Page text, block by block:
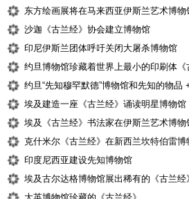
东方绘画展将在马来西亚伊斯兰艺术博
沙迦《古兰经》协会建立博物馆
印尼伊斯兰团体呼吁关闭大屠杀博物馆
约旦博物馆珍藏着世界上最小的印刷体《
约旦“先知穆罕默德”博物馆和先知的物品
埃及建造一座《古兰经》诵读明星博物馆
埃及《古兰经》书法家在伊斯兰艺术博
克什米尔《古兰经》在新西兰坎特伯雷博
印度尼西亚建设先知博物馆
埃及古尔达格博物馆展出稀有的《古兰经